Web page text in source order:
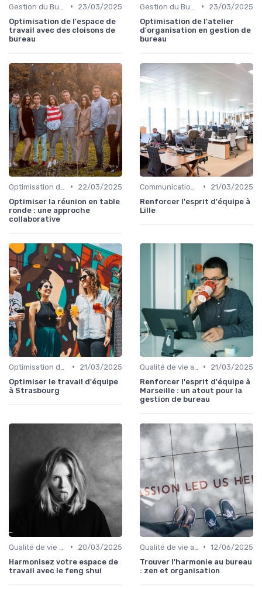
•
23/03/2025
Optimisation de l'espace de
travail avec des cloisons de
bureau
•
23/03/2025
Optimisation de l'atelier
d'organisation en gestion de
bureau
•
22/03/2025
Optimiser la réunion en table
ronde : une approche
collaborative
•
21/03/2025
Renforcer l'esprit d'équipe à
Lille
•
21/03/2025
Optimiser le travail d'équipe
à Strasbourg
•
21/03/2025
Renforcer l'esprit d'équipe à
Marseille : un atout pour la
gestion de bureau
•
20/03/2025
Harmonisez votre espace de
travail avec le feng shui
• 12/06/2025
Trouver l'harmonie au bureau
: zen et organisation